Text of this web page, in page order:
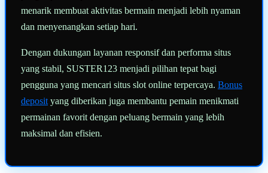
menarik membuat aktivitas bermain menjadi lebih nyaman
dan menyenangkan setiap hari.
Dengan dukungan layanan responsif dan performa situs
yang stabil, SUSTER123 menjadi pilihan tepat bagi
pengguna yang mencari situs slot online terpercaya. Bonus
deposit yang diberikan juga membantu pemain menikmati
permainan favorit dengan peluang bermain yang lebih
maksimal dan efisien.